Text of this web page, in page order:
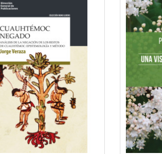
QUICKVIEW
WISHLIST